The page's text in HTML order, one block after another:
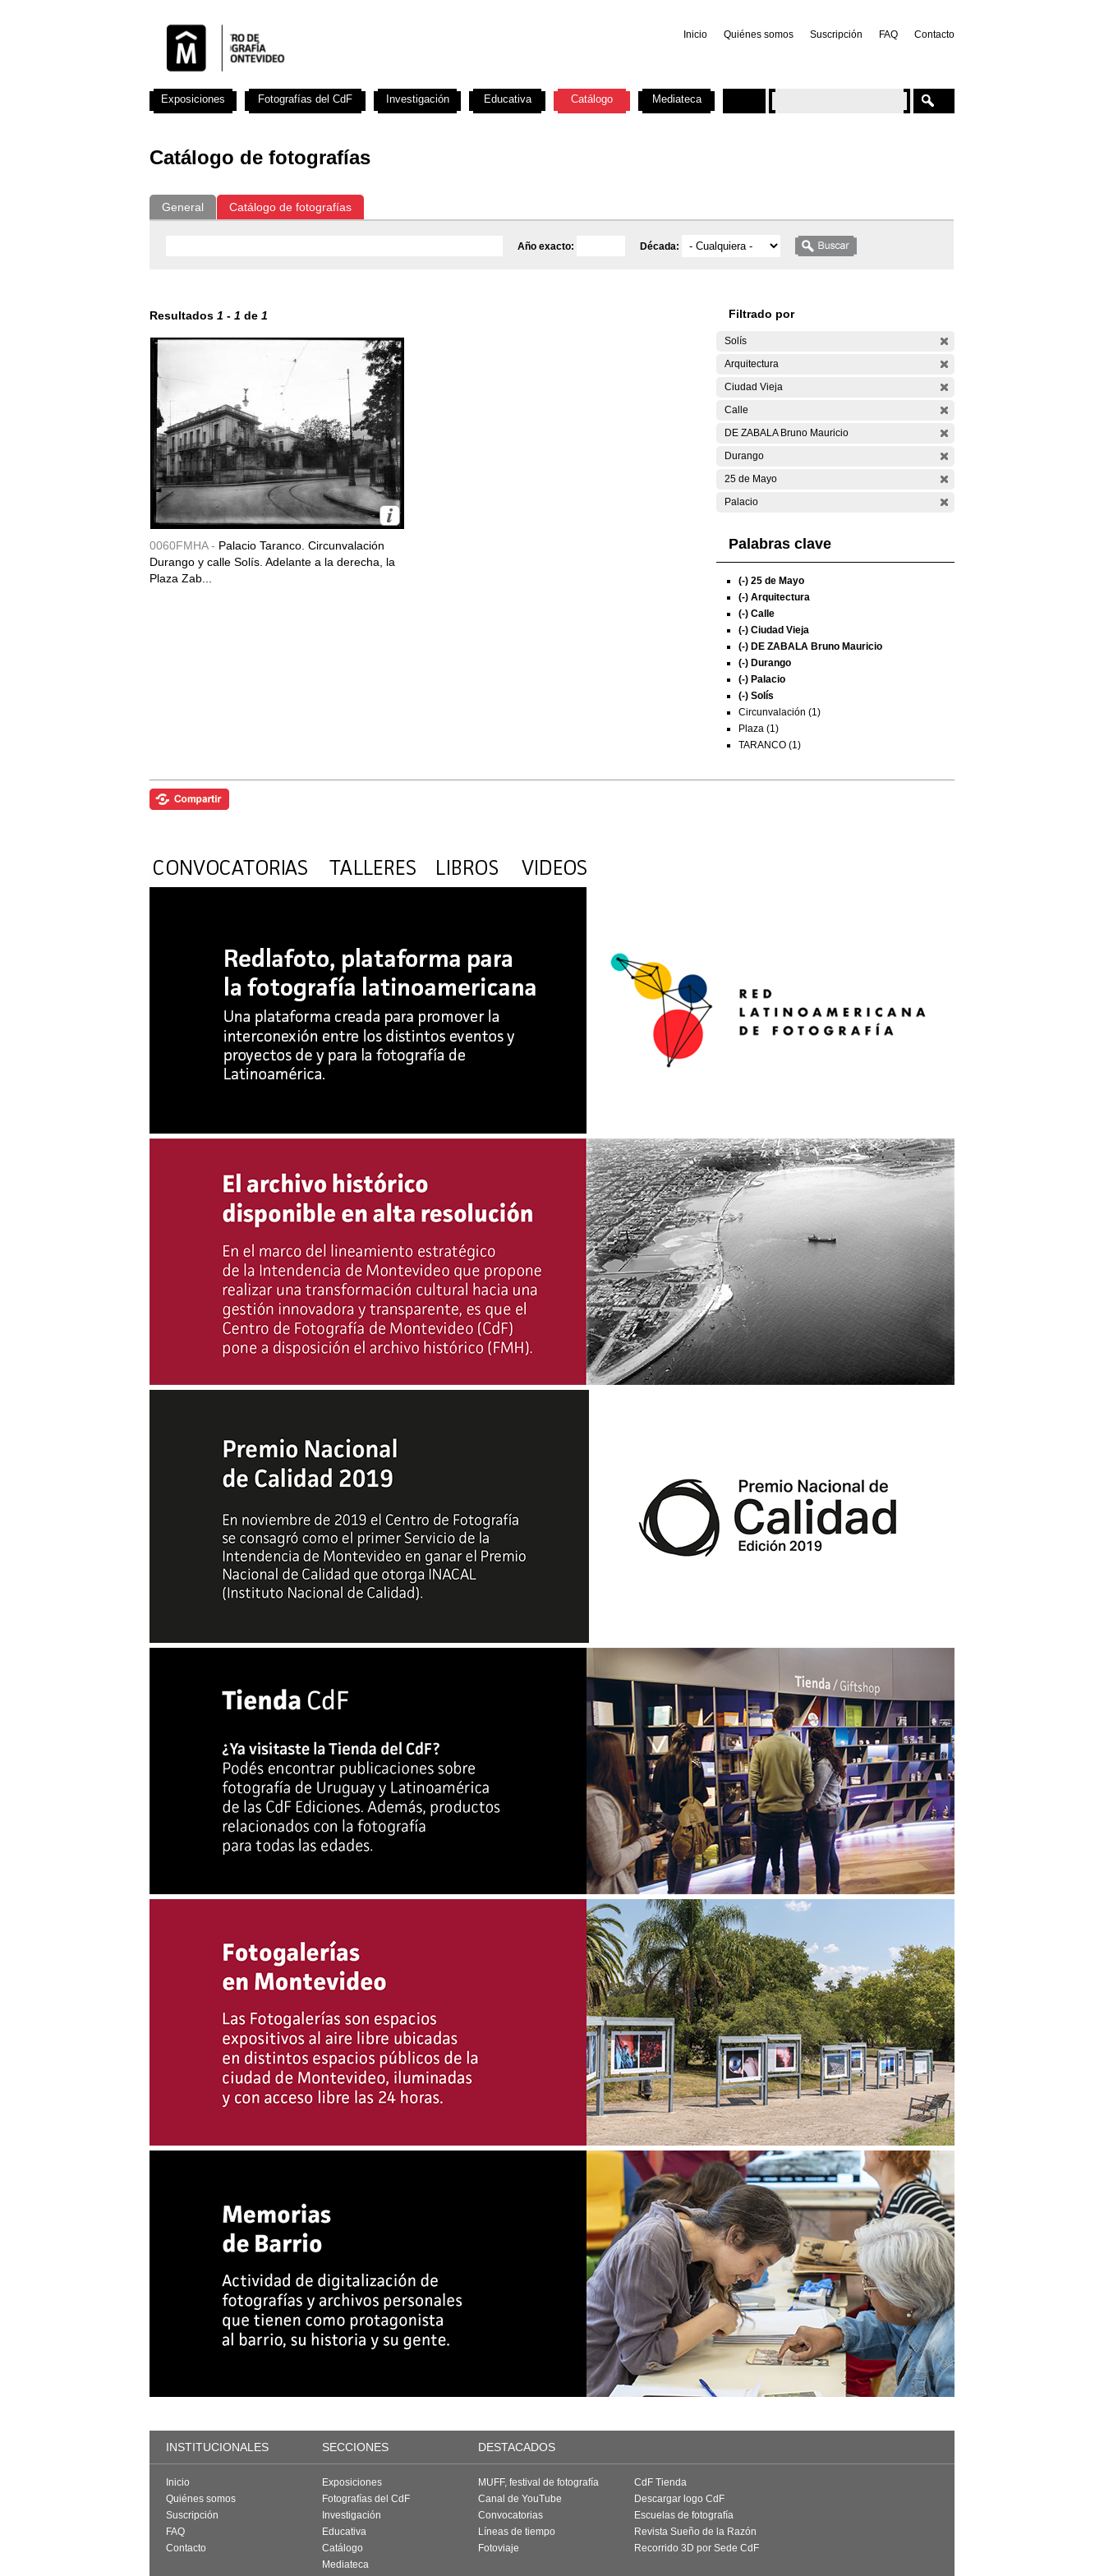
Inicio Quiénes somos Suscripción FAQ Contacto
Catálogo de fotografías
General Catálogo de fotografías
Año exacto: Década:
Resultados 1 - 1 de 1
0060FMHA - Palacio Taranco. Circunvalación
Durango y calle Solís. Adelante a la derecha, la
Plaza Zab...
Filtrado por
Solís
Arquitectura
Ciudad Vieja
Calle
DE ZABALA Bruno Mauricio
Durango
25 de Mayo
Palacio
Palabras clave
(-) 25 de Mayo
(-) Arquitectura
(-) Calle
(-) Ciudad Vieja
(-) DE ZABALA Bruno Mauricio
(-) Durango
(-) Palacio
(-) Solís
Circunvalación (1)
Plaza (1)
TARANCO (1)
Exposiciones Fotografías del CdF Investigación Educativa Catálogo Mediateca
INSTITUCIONALES SECCIONES DESTACADOS
Inicio
Quiénes somos
Suscripción
FAQ
Contacto
Exposiciones
Fotografías del CdF
Investigación
Educativa
Catálogo
Mediateca
MUFF, festival de fotografía
Canal de YouTube
Convocatorias
Líneas de tiempo
Fotoviaje
CdF Tienda
Descargar logo CdF
Escuelas de fotografía
Revista Sueño de la Razón
Recorrido 3D por Sede CdF